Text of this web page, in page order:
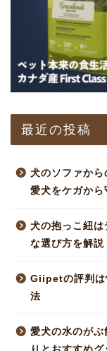
最近の投稿
犬のソファから
愛犬をケガか
犬の抱っこ紐
な選び方を解説
Giipetの評判は
法
愛犬の水のが